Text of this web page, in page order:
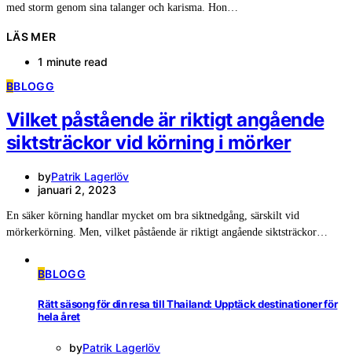
med storm genom sina talanger och karisma. Hon…
LÄS MER
1 minute read
BBLOGG
Vilket påstående är riktigt angående
siktsträckor vid körning i mörker
byPatrik Lagerlöv
januari 2, 2023
En säker körning handlar mycket om bra siktnedgång, särskilt vid
mörkerkörning. Men, vilket påstående är riktigt angående siktsträckor…
BBLOGG
Rätt säsong för din resa till Thailand: Upptäck destinationer för
hela året
byPatrik Lagerlöv